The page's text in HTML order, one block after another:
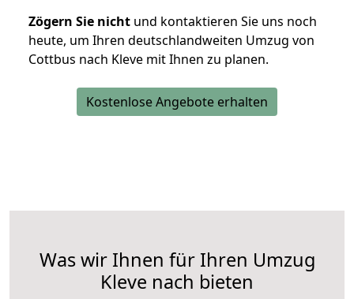
Zögern Sie nicht und kontaktieren Sie uns noch
heute, um Ihren deutschlandweiten Umzug von
Cottbus nach Kleve mit Ihnen zu planen.
Kostenlose Angebote erhalten
Was wir Ihnen für Ihren Umzug
Kleve nach bieten